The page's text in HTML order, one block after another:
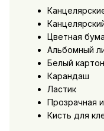
Цветная
Альбомный
Белый картон
Карандаш
Ластик
Прозрачная
Кисть для